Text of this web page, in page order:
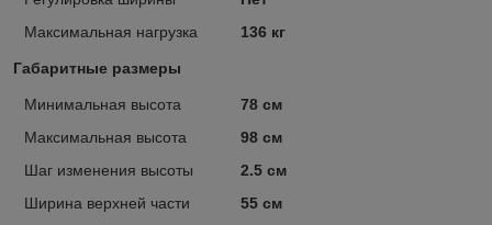
Максимальная нагрузка
136 кг
Габаритные размеры
Минимальная высота
78 см
Максимальная высота
98 см
Шаг изменения высоты
2.5 см
Ширина верхней части
55 см